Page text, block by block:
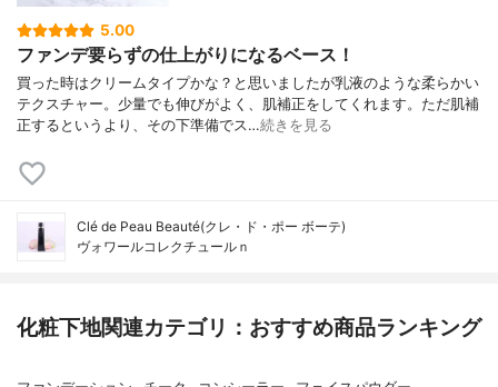
5.00
ファンデ要らずの仕上がりになるベース！
買った時はクリームタイプかな？と思いましたが乳液のような柔らかい
テクスチャー。少量でも伸びがよく、肌補正をしてくれます。ただ肌補
正するというより、その下準備でス…続きを見る
Clé de Peau Beauté(クレ・ド・ポー ボーテ)
ヴォワールコレクチュールｎ
化粧下地関連カテゴリ：おすすめ商品ランキング